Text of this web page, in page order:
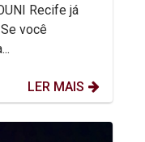
Recife já
você
LER MAIS